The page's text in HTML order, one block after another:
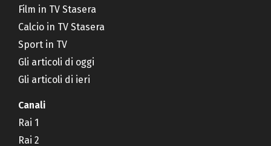
Film in TV Stasera
Calcio in TV Stasera
Sport in TV
Gli articoli di oggi
Gli articoli di ieri
Canali
Rai 1
Rai 2